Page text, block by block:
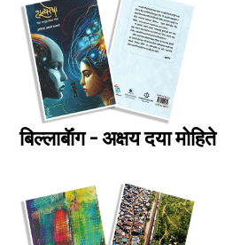
बिल्लाबॅांग - अक्षय दया मोहिते